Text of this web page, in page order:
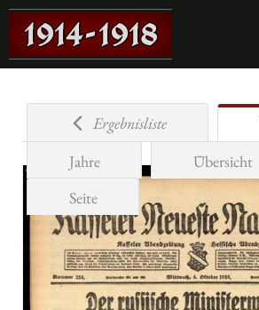
Ergebnisliste
Jahre
Übersicht
Seite